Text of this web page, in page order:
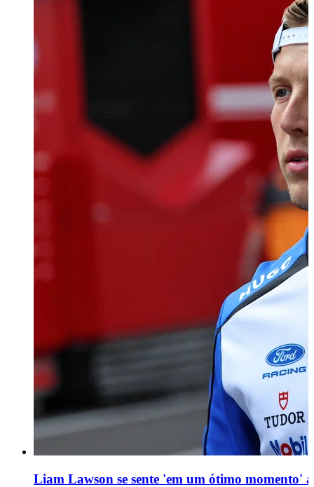
Liam Lawson se sente 'em um ótimo momento'